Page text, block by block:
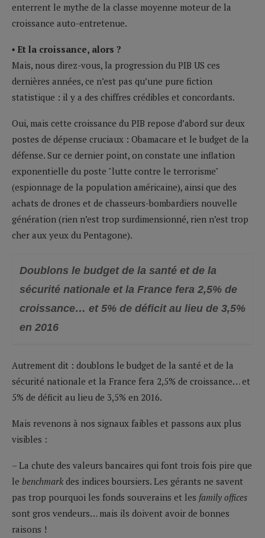
enterrent le mythe de la classe moyenne moteur de la
croissance auto-entretenue.
▪ Et la croissance, alors ?
Mais, nous direz-vous, la progression du PIB US ces
dernières années, ce n’est pas qu’une pure fiction
statistique : il y a des chiffres crédibles et concordants.
Oui, mais cette croissance du PIB repose d’abord sur deux
postes de dépense cruciaux : Obamacare et le budget de la
défense. Sur ce dernier point, on constate une inflation
exponentielle du poste "lutte contre le terrorisme"
(espionnage de la population américaine), ainsi que des
achats de drones et de chasseurs-bombardiers nouvelle
génération (rien n’est trop surdimensionné, rien n’est trop
cher aux yeux du Pentagone).
Doublons le budget de la santé et de la
sécurité nationale et la France fera 2,5% de
croissance… et 5% de déficit au lieu de 3,5%
en 2016
Autrement dit : doublons le budget de la santé et de la
sécurité nationale et la France fera 2,5% de croissance… et
5% de déficit au lieu de 3,5% en 2016.
Mais revenons à nos signaux faibles et passons aux plus
visibles :
– La chute des valeurs bancaires qui font trois fois pire que
le benchmark des indices boursiers. Les gérants ne savent
pas trop pourquoi les fonds souverains et les family offices
sont gros vendeurs… mais ils doivent avoir de bonnes
raisons !